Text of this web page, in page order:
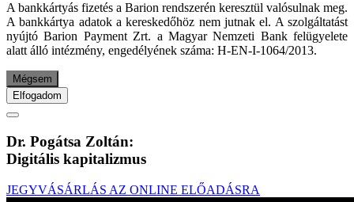
A bankkártyás fizetés a Barion rendszerén keresztül valósulnak meg.
A bankkártya adatok a kereskedőhöz nem jutnak el. A szolgáltatást
nyújtó Barion Payment Zrt. a Magyar Nemzeti Bank felügyelete
alatt álló intézmény, engedélyének száma: H-EN-I-1064/2013.
Mégsem
Elfogadom
Dr. Pogátsa Zoltán:
Digitális kapitalizmus
JEGYVÁSÁRLÁS AZ ONLINE ELŐADÁSRA